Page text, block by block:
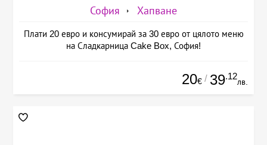
София Хапване
Плати 20 евро и консумирай за 30 евро от цялото меню
на Сладкарница Cake Box, София!
20€ / 39.12
лв.